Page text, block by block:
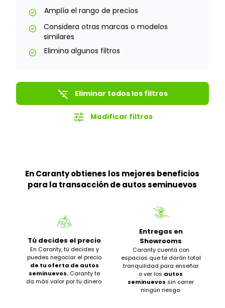
check_circle Amplía el rango de precios
check_circle
Considera otras marcas o modelos
similares
check_circle Elimina algunos filtros
filter_list_off Eliminar todos los filtros
tune Modificar filtros
En Caranty obtienes los mejores beneficios
para la transacción de autos seminuevos
Tú decides el precio
En Caranty, tú decides y
puedes negociar el precio
de tu oferta de autos
seminuevos. Caranty te
da más valor por tu dinero.
Entregas en
Showrooms
Caranty cuenta con
espacios que te darán total
tranquilidad para enseñar
o ver los autos
seminuevos sin correr
ningún riesgo.